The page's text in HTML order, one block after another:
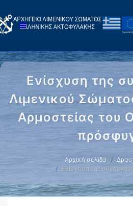
Ενίσχυση της
Λιμενικού
Αρμοστείας του
Αρχική σελίδα
Ενίσχυση της